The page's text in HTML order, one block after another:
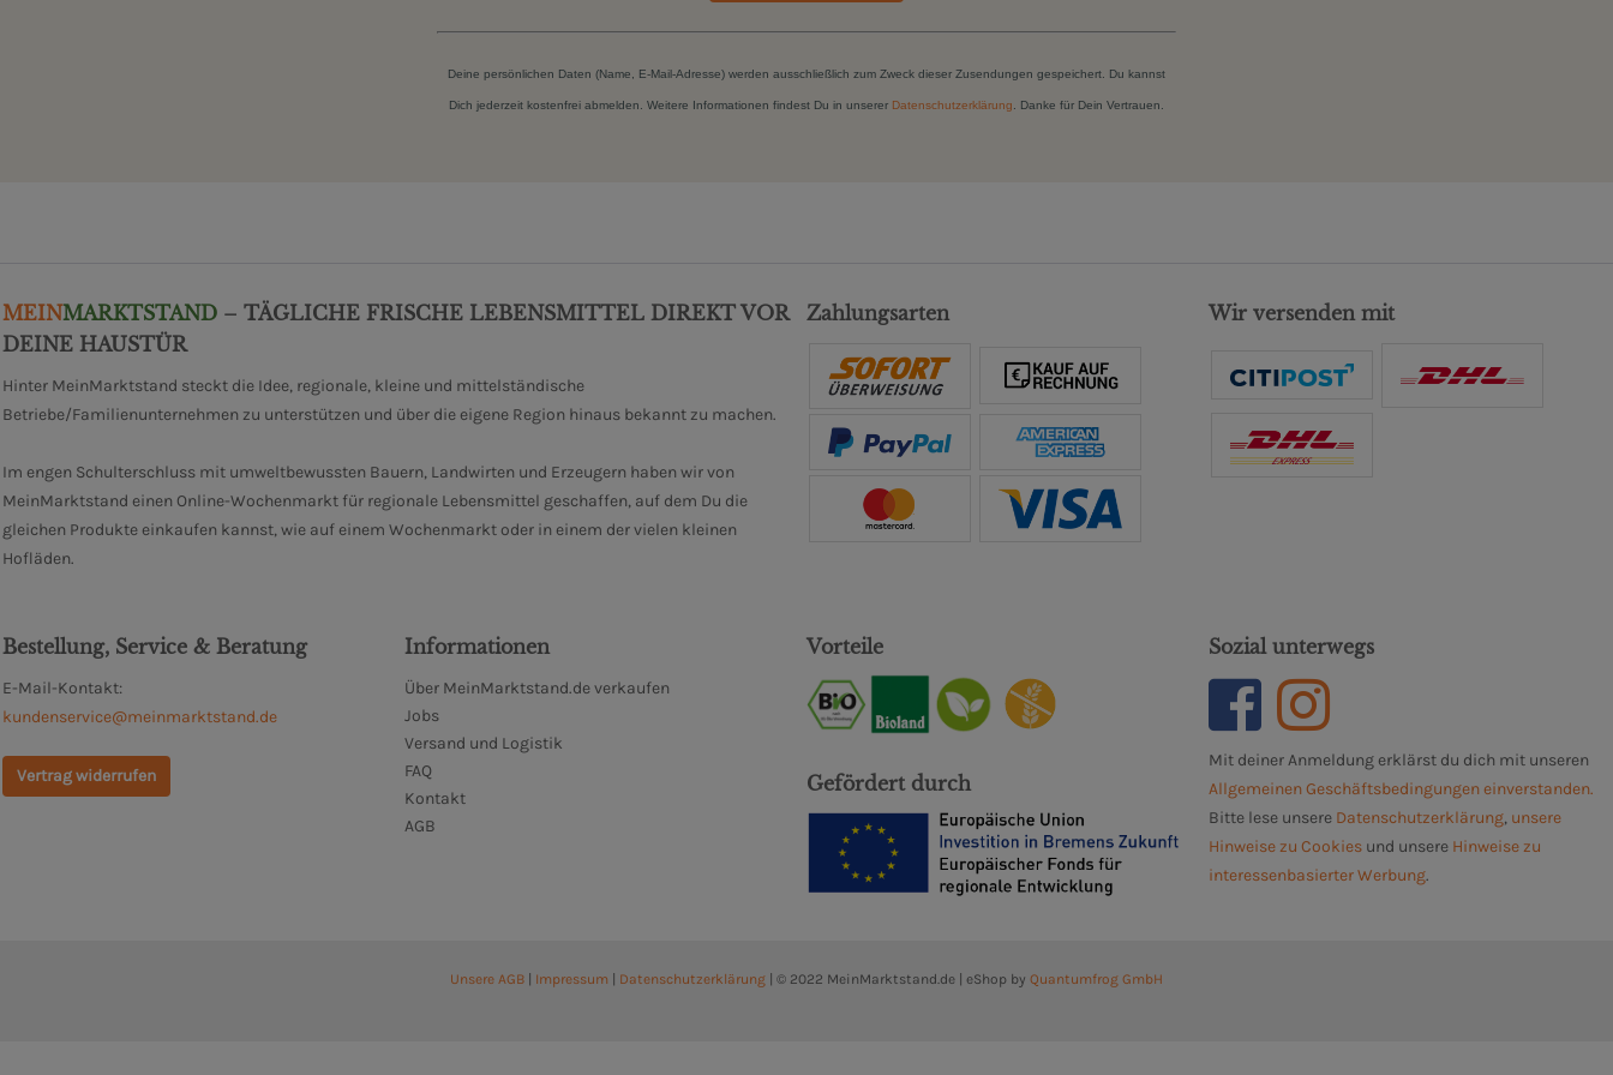
Deine persönlichen Daten (Name, E-Mail-Adresse) werden ausschließlich zum Zweck dieser Zusendungen gespeichert. Du kannst
Dich jederzeit kostenfrei abmelden. Weitere Informationen findest Du in unserer Datenschutzerklärung . Danke für Dein Vertrauen.
MEINMARKTSTAND – TÄGLICHE FRISCHE LEBENSMITTEL DIREKT VOR
DEINE HAUSTÜR
Hinter MeinMarktstand steckt die Idee, regionale, kleine und mittelständische
Betriebe/Familienunternehmen zu unterstützen und über die eigene Region hinaus bekannt zu machen.
Im engen Schulterschluss mit umweltbewussten Bauern, Landwirten und Erzeugern haben wir von
MeinMarktstand einen Online-Wochenmarkt für regionale Lebensmittel geschaffen, auf dem Du die
gleichen Produkte einkaufen kannst, wie auf einem Wochenmarkt oder in einem der vielen kleinen
Hofläden.
Zahlungsarten Wir versenden mit
Bestellung, Service & Beratung
E-Mail-Kontakt:
kundenservice@meinmarktstand.de
Vertrag widerrufen
Informationen
Über MeinMarktstand.de verkaufen
Jobs
Versand und Logistik
FAQ
Kontakt
AGB
Vorteile
Gefördert durch
Sozial unterwegs
Mit deiner Anmeldung erklärst du dich mit unseren
Allgemeinen Geschäftsbedingungen einverstanden.
Bitte lese unsere Datenschutzerklärung, unsere
Hinweise zu Cookies und unsere Hinweise zu
interessenbasierter Werbung.
Unsere AGB Impressum Datenschutzerklärung | © 2022 MeinMarktstand.de | eShop by Quantumfrog GmbH